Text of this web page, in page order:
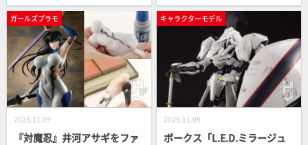
付属特別版）」をクノイチ風
にカスタマイズ！ 鎖帷子風塗
装や腰垂れ加工は必見！
到着！撮り下ろしでその詳細
をご紹介【ファイブスター物
ガールズプラモ
2025.11.09
『対魔忍』井河アサギをファ
キャラクターモデル
2025.11.09
ボークス「L.E.D.ミラージュ